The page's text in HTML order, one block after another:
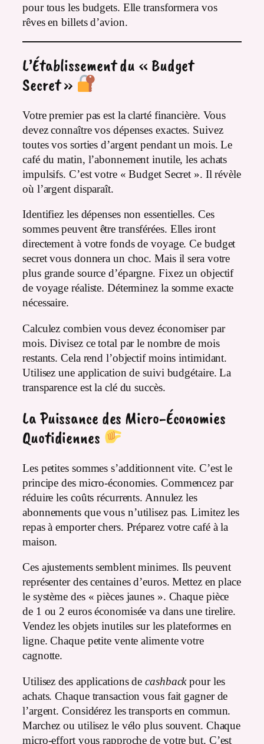
pour tous les budgets. Elle transformera vos
rêves en billets d’avion.
L’Établissement du « Budget
Secret »
Votre premier pas est la clarté financière. Vous
devez connaître vos dépenses exactes. Suivez
toutes vos sorties d’argent pendant un mois. Le
café du matin, l’abonnement inutile, les achats
impulsifs. C’est votre « Budget Secret ». Il révèle
où l’argent disparaît.
Identifiez les dépenses non essentielles. Ces
sommes peuvent être transférées. Elles iront
directement à votre fonds de voyage. Ce budget
secret vous donnera un choc. Mais il sera votre
plus grande source d’épargne. Fixez un objectif
de voyage réaliste. Déterminez la somme exacte
nécessaire.
Calculez combien vous devez économiser par
mois. Divisez ce total par le nombre de mois
restants. Cela rend l’objectif moins intimidant.
Utilisez une application de suivi budgétaire. La
transparence est la clé du succès.
La Puissance des Micro-Économies
Quotidiennes
Les petites sommes s’additionnent vite. C’est le
principe des micro-économies. Commencez par
réduire les coûts récurrents. Annulez les
abonnements que vous n’utilisez pas. Limitez les
repas à emporter chers. Préparez votre café à la
maison.
Ces ajustements semblent minimes. Ils peuvent
représenter des centaines d’euros. Mettez en place
le système des « pièces jaunes ». Chaque pièce
de 1 ou 2 euros économisée va dans une tirelire.
Vendez les objets inutiles sur les plateformes en
ligne. Chaque petite vente alimente votre
cagnotte.
Utilisez des applications decashbackpour les
achats. Chaque transaction vous fait gagner de
l’argent. Considérez les transports en commun.
Marchez ou utilisez le vélo plus souvent. Chaque
micro-effort vous rapproche de votre but. C’est